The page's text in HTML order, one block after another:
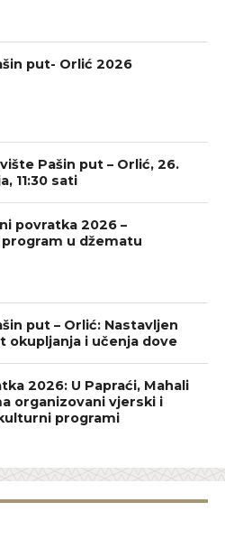
put- Orlić 2026
Pašin put – Orlić, 26.
11:30 sati
povratka 2026 –
u džematu
put – Orlić: Nastavljen
okupljanja i učenja dove
2026: U Papraći, Mahali
organizovani vjerski i
programi